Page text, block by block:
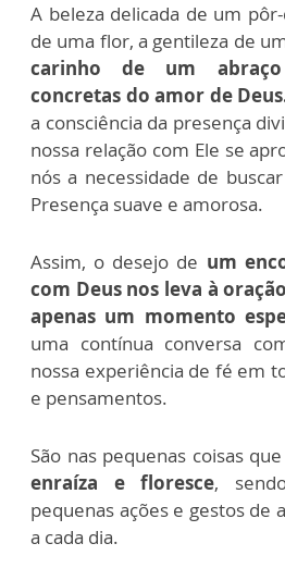
A beleza delicada de um
de uma flor, a gentileza de
carinho de um abraço
concretas do amor de
a consciência da presença
nossa relação com Ele se
nós a necessidade de
Presença suave e amorosa.
Assim, o desejo de um
com Deus nos leva à
apenas um momento
uma contínua conversa
nossa experiência de fé em
e pensamentos.
São nas pequenas coisas
enraíza e floresce,
pequenas ações e gestos de
a cada dia.